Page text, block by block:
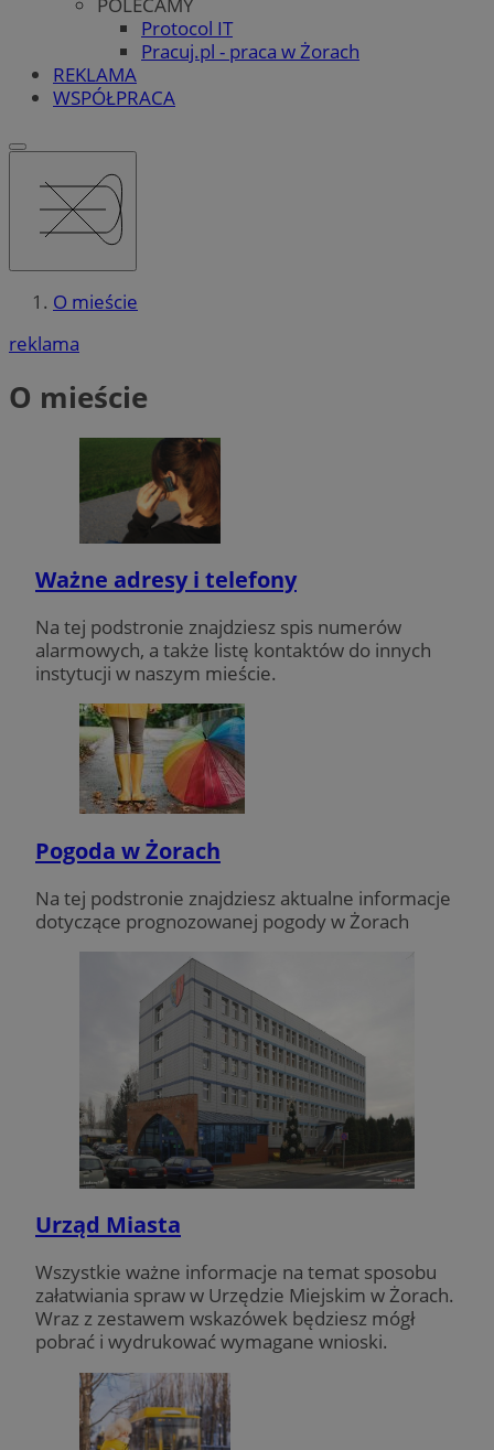
Protocol IT
Pracuj.pl - praca w Żorach
REKLAMA
WSPÓŁPRACA
O mieście
reklama
O mieście
Ważne adresy i telefony
Na tej podstronie znajdziesz spis numerów
alarmowych, a także listę kontaktów do innych
instytucji w naszym mieście.
Pogoda w Żorach
Na tej podstronie znajdziesz aktualne informacje
dotyczące prognozowanej pogody w Żorach
Urząd Miasta
Wszystkie ważne informacje na temat sposobu
załatwiania spraw w Urzędzie Miejskim w Żorach.
Wraz z zestawem wskazówek będziesz mógł
pobrać i wydrukować wymagane wnioski.